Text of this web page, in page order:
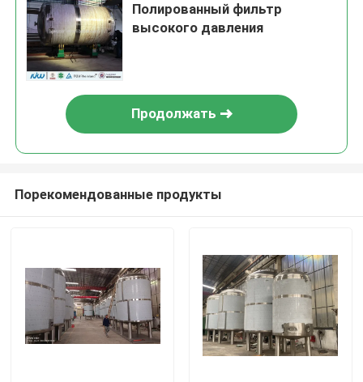
Полированный фильтр
высокого давления
Продолжать
Порекомендованные продукты